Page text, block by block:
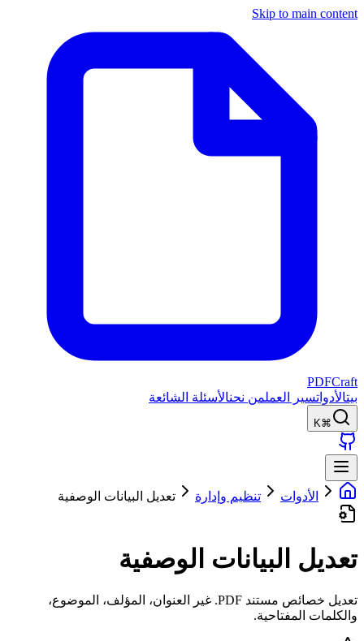
Skip to main content
PDFCraft
بيتالأدواتسير العملمن نحنالأسئلة الشائعة
⌘K
الأدوات تنظيم وإدارة تعديل البيانات الوصفية
تعديل البيانات الوصفية
تعديل خصائص مستند PDF. غير العنوان، المؤلف، الموضوع،
والكلمات المفتاحية.